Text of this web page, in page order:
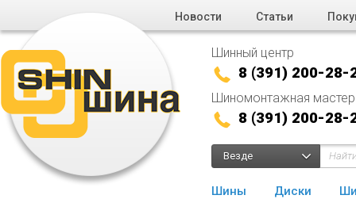
Новости Статьи
Шинный центр
8 (391) 200-28-
Шиномонтажная
8 (391) 200-28-
Везде
Шины Диски